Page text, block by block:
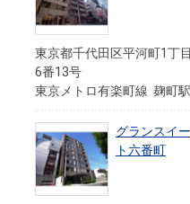
東京都千代田区平河町1丁目
6番13号
東京メトロ有楽町線 麹町駅
グランスイー
ト六番町